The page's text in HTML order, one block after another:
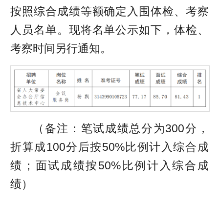
按照综合成绩等额确定入围体检、考察
人员名单。现将名单公示如下，体检、
考察时间另行通知。
（备注：笔试成绩总分为300分，
折算成100分后按50%比例计入综合成
绩；面试成绩按50%比例计入综合成
绩）